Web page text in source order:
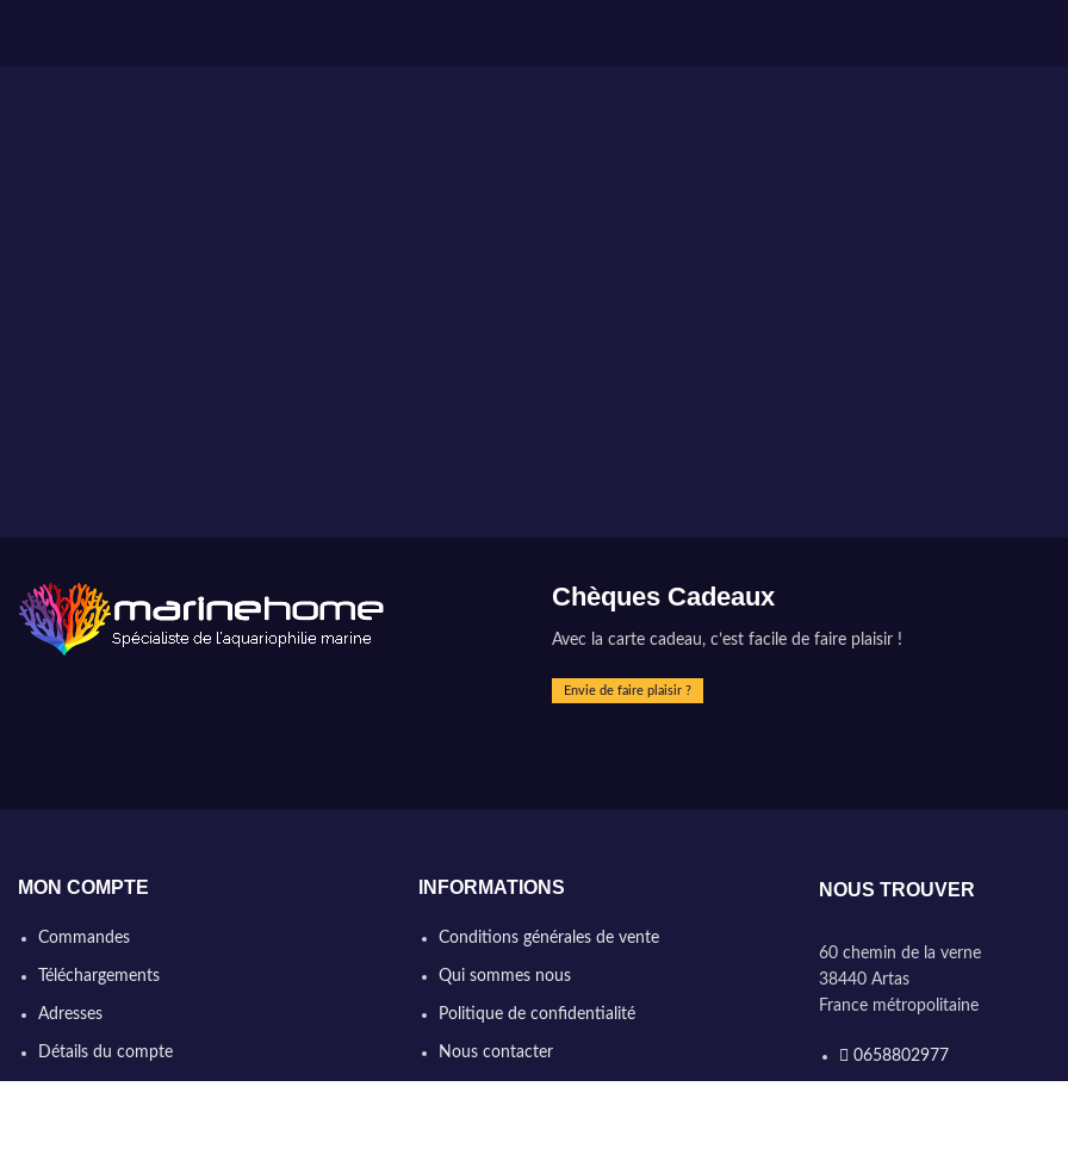
Chèques Cadeaux
Avec la carte cadeau, c’est facile de faire plaisir !
Envie de faire plaisir ?
MON COMPTE
Commandes
Téléchargements
Adresses
Détails du compte
INFORMATIONS
Conditions générales de vente
Qui sommes nous
Politique de confidentialité
Nous contacter
NOUS TROUVER
60 chemin de la verne
38440 Artas
France métropolitaine
0658802977